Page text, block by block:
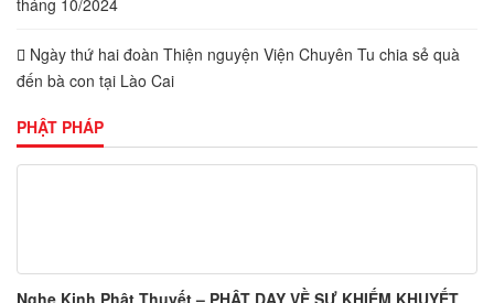
tháng 10/2024
Ngày thứ hai đoàn Thiện nguyện Viện Chuyên Tu chia sẻ quà
đến bà con tại Lào Cai
PHẬT PHÁP
Nghe Kinh Phật Thuyết – PHẬT DẠY VỀ SỰ KHIẾM KHUYẾT